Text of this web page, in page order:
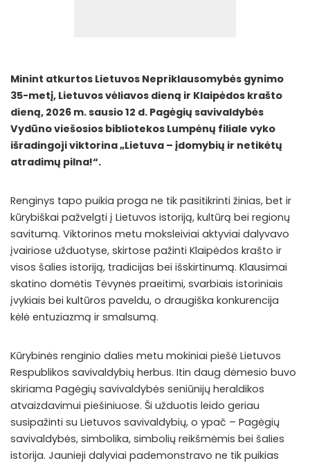
Minint atkurtos Lietuvos Nepriklausomybės gynimo
35-metį, Lietuvos vėliavos dieną ir Klaipėdos krašto
dieną, 2026 m. sausio 12 d. Pagėgių savivaldybės
Vydūno viešosios bibliotekos Lumpėnų filiale vyko
išradingoji viktorina „Lietuva – įdomybių ir netikėtų
atradimų pilna!“.
Renginys tapo puikia proga ne tik pasitikrinti žinias, bet ir
kūrybiškai pažvelgti į Lietuvos istoriją, kultūrą bei regionų
savitumą. Viktorinos metu moksleiviai aktyviai dalyvavo
įvairiose užduotyse, skirtose pažinti Klaipėdos krašto ir
visos šalies istoriją, tradicijas bei išskirtinumą. Klausimai
skatino domėtis Tėvynės praeitimi, svarbiais istoriniais
įvykiais bei kultūros paveldu, o draugiška konkurencija
kėlė entuziazmą ir smalsumą.
Kūrybinės renginio dalies metu mokiniai piešė Lietuvos
Respublikos savivaldybių herbus. Itin daug dėmesio buvo
skiriama Pagėgių savivaldybės seniūnijų heraldikos
atvaizdavimui piešiniuose. Ši užduotis leido geriau
susipažinti su Lietuvos savivaldybių, o ypač – Pagėgių
savivaldybės, simbolika, simbolių reikšmėmis bei šalies
istorija. Jaunieji dalyviai pademonstravo ne tik puikias